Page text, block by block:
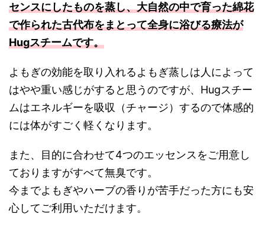
センスにしたものを蒸し、大自然の中で育った綿花
で作られた古代布をまとって全身に浴びる療法が
Hugスチームです。
よもぎの効能を取り入れるよもぎ蒸しは人によって
はやや重い感じがすると思うのですが、Hugスチー
ムはエネルギーを吸収（チャージ）するので体感的
には体がすごく軽くなります。
また、目的に合わせて4つのエッセンスをご用意し
ておりますがすべて無臭です。
今までよもぎやハーブの香りが苦手だった方にも安
心してご利用いただけます。